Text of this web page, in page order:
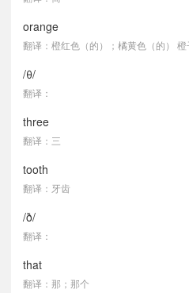
orange
翻译：橙红色（的）；橘黄色（的）
/θ/
翻译：
three
翻译：三
tooth
翻译：牙齿
/ð/
翻译：
that
翻译：那；那个